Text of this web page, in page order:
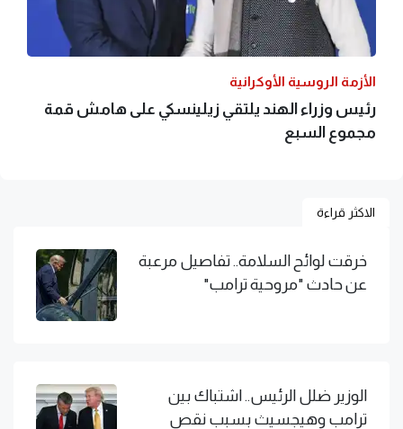
الأزمة الروسية الأوكرانية
رئيس وزراء الهند يلتقي زيلينسكي على هامش قمة
مجموع السبع
الاكثر قراءة
خرقت لوائح السلامة.. تفاصيل مرعبة
عن حادث "مروحية ترامب"
الوزير ضلل الرئيس.. اشتباك بين
ترامب وهيجسيث بسبب نقص